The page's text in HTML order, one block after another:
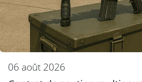
06 août 2026